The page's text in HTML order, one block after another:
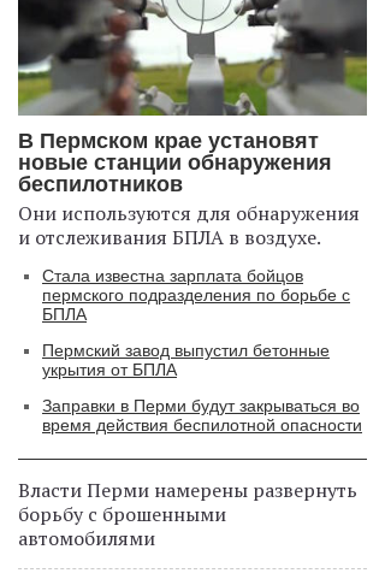
В Пермском крае установят
новые станции обнаружения
беспилотников
Они используются для обнаружения
и отслеживания БПЛА в воздухе.
Стала известна зарплата бойцов
пермского подразделения по борьбе с
БПЛА
Пермский завод выпустил бетонные
укрытия от БПЛА
Заправки в Перми будут закрываться во
время действия беспилотной опасности
Власти Перми намерены развернуть
борьбу с брошенными
автомобилями